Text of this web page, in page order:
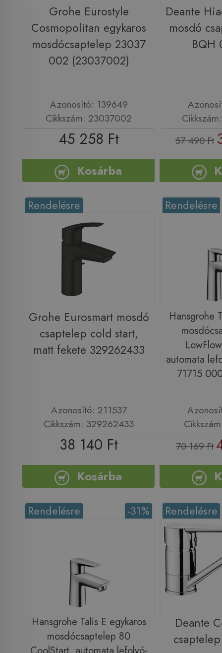
Grohe Eurostyle
Cosmopolitan egykaros
mosdócsaptelep 23037
002 (23037002)
Azonosító: 139649
Cikkszám: 23037002
45 258 Ft
Kosárba
Deante
mosdó
BQH
57 490 Ft
Rendelésre
Grohe Eurosmart mosdó
csaptelep cold start,
matt fekete 329262433
Azonosító: 211537
Cikkszám: 329262433
38 140 Ft
Kosárba
Rendelésre
Hansgrohe
automata
71715
70 169 Ft
-31%
Rendelésre
Hansgrohe Talis E egykaros
mosdócsaptelep 80
Rendelésre
Deante